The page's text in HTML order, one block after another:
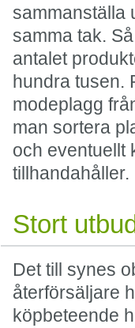
sammanställa
samma tak.
antalet
hundra tusen.
modeplagg
man sortera
och eventuellt
tillhandahåller.
Stort
Det till synes
återförsäljare
köpbeteende